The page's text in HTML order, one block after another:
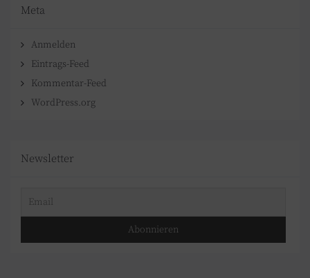
Meta
Anmelden
Eintrags-Feed
Kommentar-Feed
WordPress.org
Newsletter